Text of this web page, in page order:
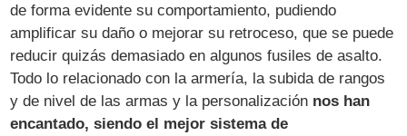
de forma evidente su comportamiento, pudiendo
amplificar su daño o mejorar su retroceso, que se puede
reducir quizás demasiado en algunos fusiles de asalto.
Todo lo relacionado con la armería, la subida de rangos
y de nivel de las armas y la personalización nos han
encantado, siendo el mejor sistema de